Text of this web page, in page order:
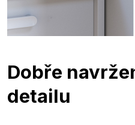
Dobře
detailu